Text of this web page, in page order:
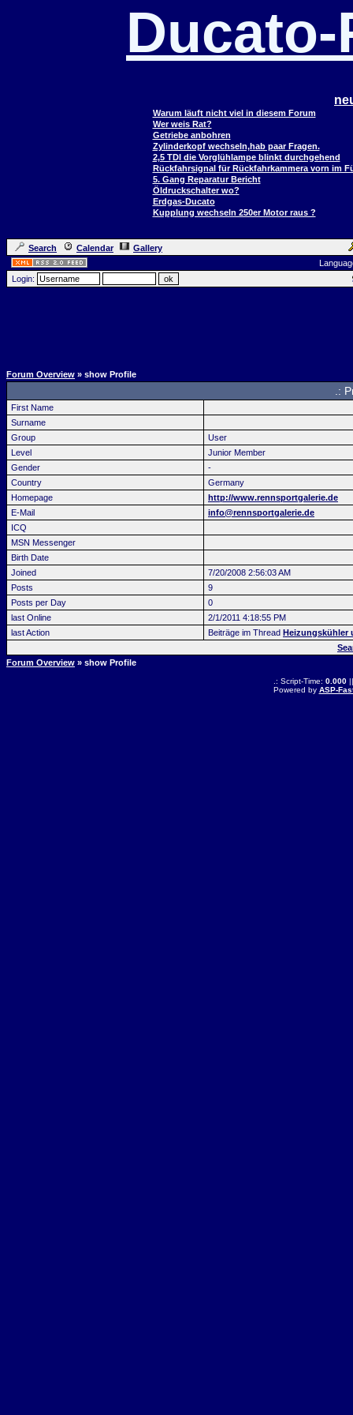
Warum läuft nicht viel in diesem Forum
Wer weis Rat?
Getriebe anbohren
Zylinderkopf wechseln,hab paar Fragen.
2,5 TDI die Vorglühlampe blinkt durchgehend
Rückfahrsignal für Rückfahrkammera vorn im
5. Gang Reparatur Bericht
Öldruckschalter wo?
Erdgas-Ducato
Kupplung wechseln 250er Motor raus ?
Search Calendar
Gallery
Login:
Forum Overview » show Profile
.:
First Name
Surname
Group
User
Level
Junior Member
Gender
-
Country
Germany
Homepage
http://www.rennsportgalerie.de
E-Mail
info@rennsportgalerie.de
ICQ
MSN Messenger
Birth Date
Joined
7/20/2008 2:56:03 AM
Posts
9
Posts per Day
0
last Online
2/1/2011 4:18:55 PM
last Action
Beiträge im Thread Heizungskühler
Forum Overview » show Profile
.: Script-Time: 0.000||
Powered by ASP-